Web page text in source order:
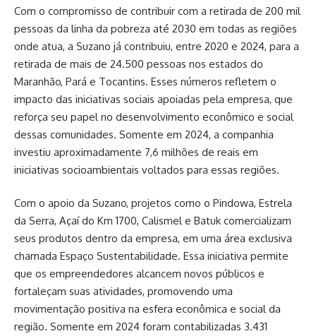
Com o compromisso de contribuir com a retirada de 200 mil
pessoas da linha da pobreza até 2030 em todas as regiões
onde atua, a Suzano já contribuiu, entre 2020 e 2024, para a
retirada de mais de 24.500 pessoas nos estados do
Maranhão, Pará e Tocantins. Esses números refletem o
impacto das iniciativas sociais apoiadas pela empresa, que
reforça seu papel no desenvolvimento econômico e social
dessas comunidades. Somente em 2024, a companhia
investiu aproximadamente 7,6 milhões de reais em
iniciativas socioambientais voltados para essas regiões.
Com o apoio da Suzano, projetos como o Pindowa, Estrela
da Serra, Açaí do Km 1700, Calismel e Batuk comercializam
seus produtos dentro da empresa, em uma área exclusiva
chamada Espaço Sustentabilidade. Essa iniciativa permite
que os empreendedores alcancem novos públicos e
fortaleçam suas atividades, promovendo uma
movimentação positiva na esfera econômica e social da
região. Somente em 2024 foram contabilizadas 3.431